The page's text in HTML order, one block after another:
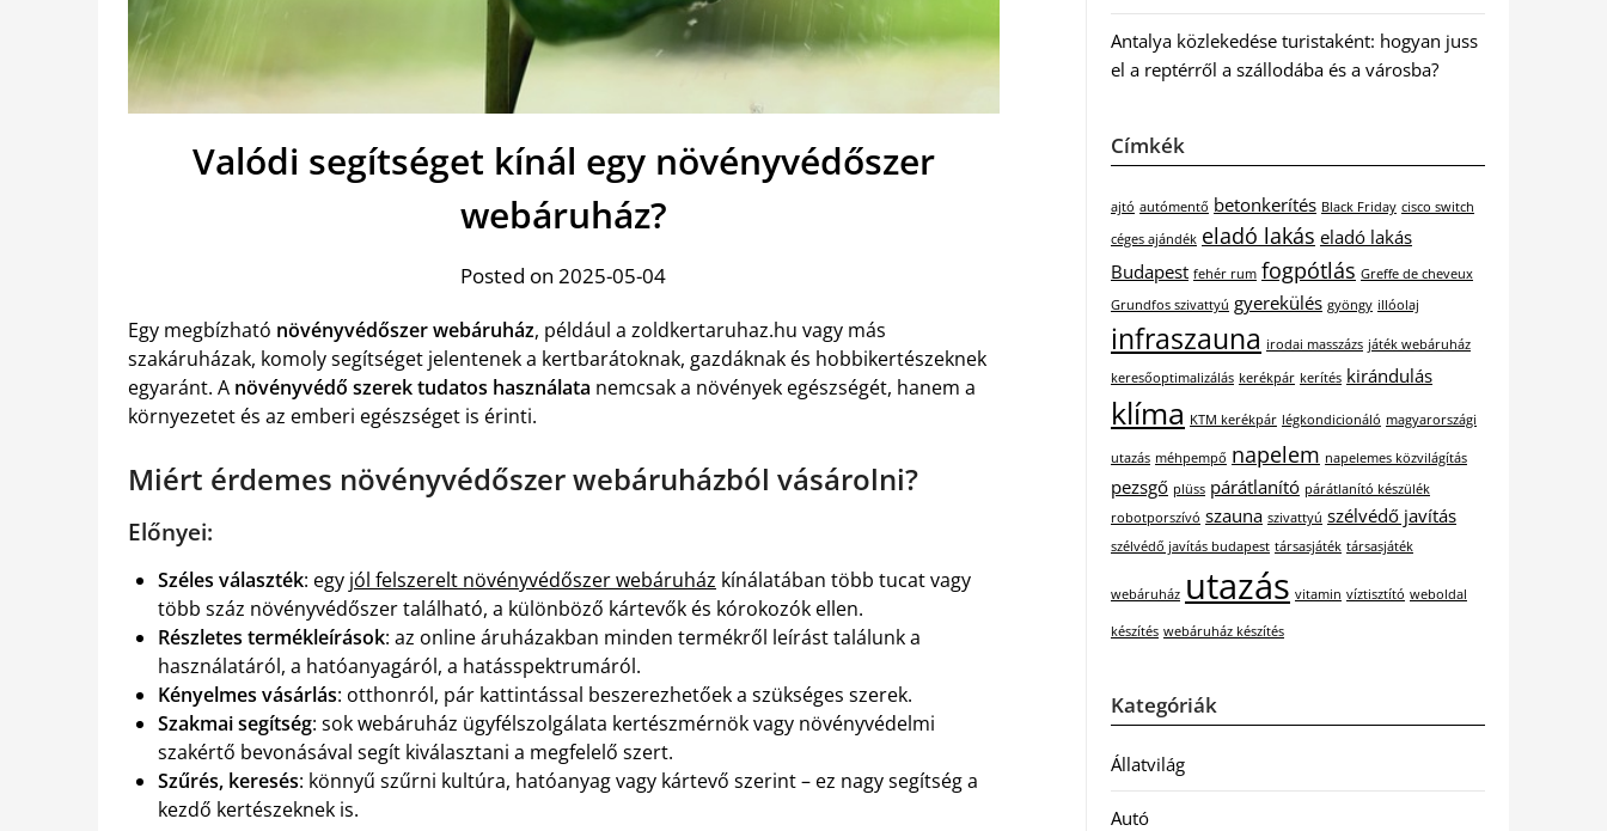
Valódi segítséget kínál egy növényvédőszer
webáruház?
Posted on 2025-05-04
Egy megbízható növényvédőszer webáruház, például a zoldkertaruhaz.hu vagy más
szakáruházak, komoly segítséget jelentenek a kertbarátoknak, gazdáknak és hobbikertészeknek
egyaránt. A növényvédő szerek tudatos használata nemcsak a növények egészségét, hanem a
környezetet és az emberi egészséget is érinti.
Miért érdemes növényvédőszer webáruházból vásárolni?
Előnyei:
Széles választék: egy jól felszerelt növényvédőszer webáruház kínálatában több tucat vagy
több száz növényvédőszer található, a különböző kártevők és kórokozók ellen.
Részletes termékleírások: az online áruházakban minden termékről leírást találunk a
használatáról, a hatóanyagáról, a hatásspektrumáról.
Kényelmes vásárlás: otthonról, pár kattintással beszerezhetőek a szükséges szerek.
Szakmai segítség: sok webáruház ügyfélszolgálata kertészmérnök vagy növényvédelmi
szakértő bevonásával segít kiválasztani a megfelelő szert.
Szűrés, keresés: könnyű szűrni kultúra, hatóanyag vagy kártevő szerint – ez nagy segítség a
kezdő kertészeknek is.
Antalya közlekedése turistaként: hogyan juss
el a reptérről a szállodába és a városba?
Címkék
ajtó autómentő betonkerítés Black Friday cisco switch
céges ajándék eladó lakás eladó lakás
Budapest fehér rum fogpótlás Greffe de cheveux
Grundfos szivattyú gyerekülés gyöngy illóolaj
infraszauna irodai masszázs játék webáruház
keresőoptimalizálás kerékpár kerítés kirándulás
klíma KTM kerékpár légkondicionáló magyarországi
utazás méhpempő napelem napelemes közvilágítás
pezsgő plüss párátlanító párátlanító készülék
robotporszívó szauna szivattyú szélvédő javítás
szélvédő javítás budapest társasjáték társasjáték
webáruház utazás vitamin víztisztító weboldal
készítés webáruház készítés
Kategóriák
Állatvilág
Autó